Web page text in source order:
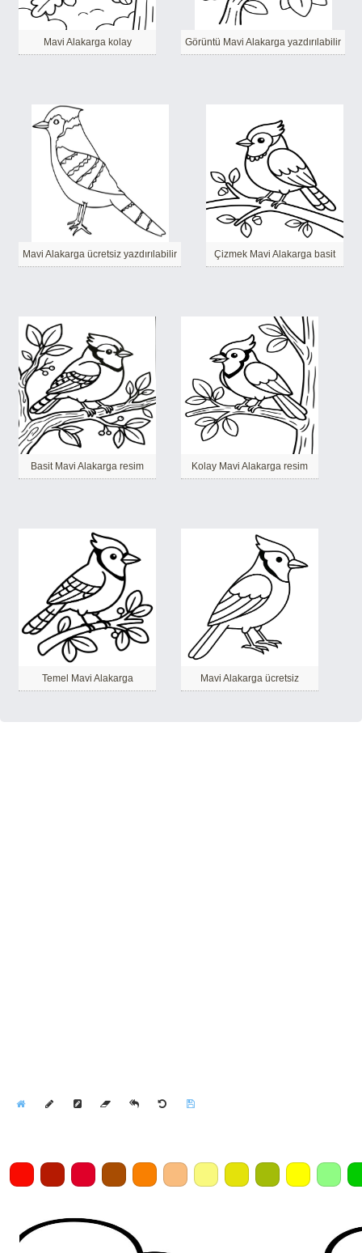
Mavi Alakarga kolay Görüntü Mavi Alakarga yazdırılabilir
Mavi Alakarga ücretsiz yazdırılabilir Çizmek Mavi Alakarga basit
Basit Mavi Alakarga resim Kolay Mavi Alakarga resim
Temel Mavi Alakarga Mavi Alakarga ücretsiz